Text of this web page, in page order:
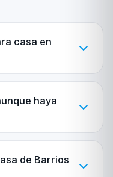
casa en
haya
de Barrios